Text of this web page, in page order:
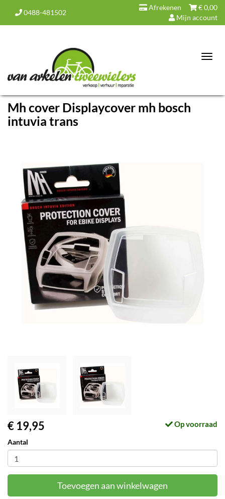
0488-481502
€0,00
Afrekenen
Mijn account
Mh cover Displaycover mh bosch
intuvia trans
€ 19,95 Op voorraad
Aantal
Toevoegen aan winkelwagen